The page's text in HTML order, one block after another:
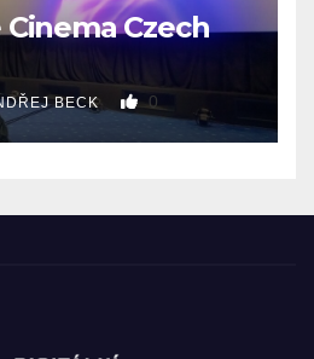
Czech
BECK 0